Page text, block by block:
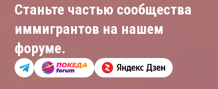
Станьте частью сообщества
иммигрантов на нашем
форуме.